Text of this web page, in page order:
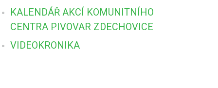
KALENDÁŘ AKCÍ KOMUNITNÍHO
CENTRA PIVOVAR ZDECHOVICE
VIDEOKRONIKA